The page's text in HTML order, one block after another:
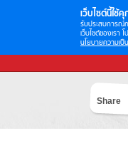
เว็บไซต์นี้ใช้คุ
รับประสบการณ์
เว็บไซต์ของเรา
นโยบายความเป็
Share